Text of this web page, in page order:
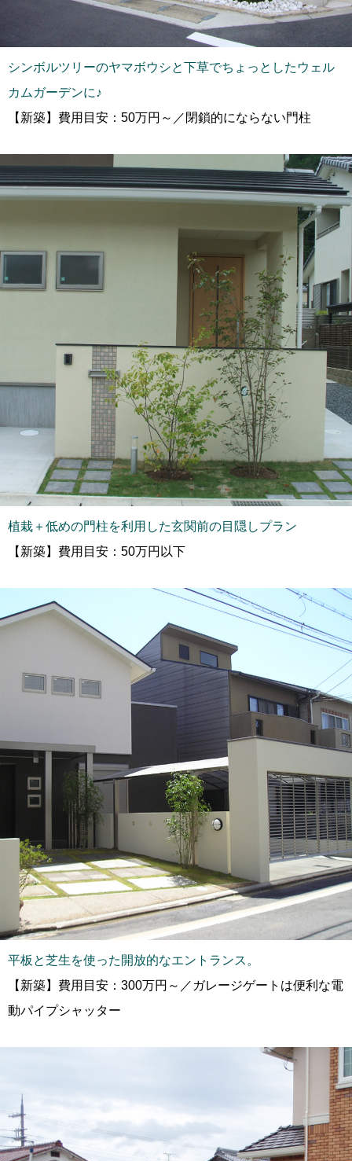
シンボルツリーのヤマボウシと下草でちょっとしたウェル
カムガーデンに♪
【新築】費用目安：50万円～／閉鎖的にならない門柱
植栽＋低めの門柱を利用した玄関前の目隠しプラン
【新築】費用目安：50万円以下
平板と芝生を使った開放的なエントランス。
【新築】費用目安：300万円～／ガレージゲートは便利な電
動パイプシャッター